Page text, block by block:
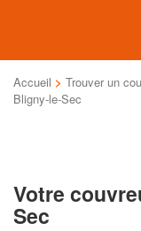
Accueil > Trouver un
Bligny-le-Sec
Votre
Sec